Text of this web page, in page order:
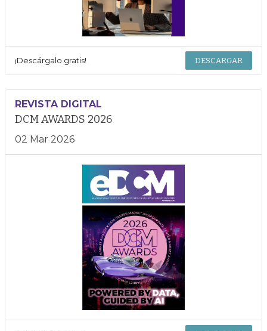
¡Descárgalo gratis! DESCARGAR
REVISTA DIGITAL
DCM AWARDS 2026
02 Mar 2026